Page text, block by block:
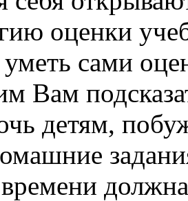
оценки
сами
Вам
детям,